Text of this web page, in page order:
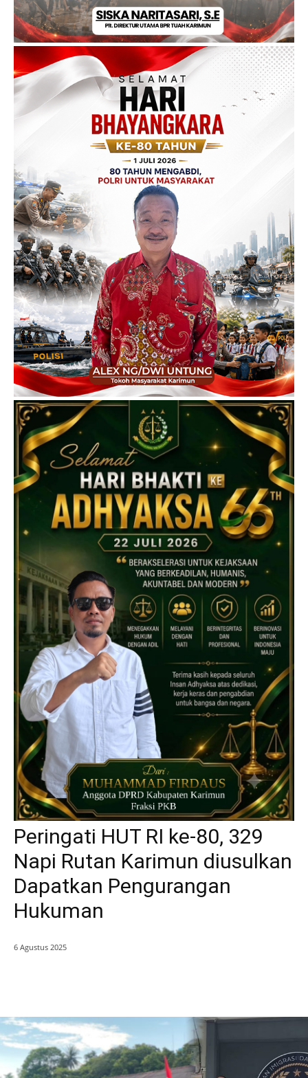
Peringati HUT RI ke-80, 329
Napi Rutan Karimun diusulkan
Dapatkan Pengurangan
Hukuman
6 Agustus 2025